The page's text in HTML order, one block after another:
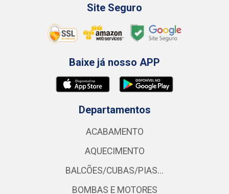
Site Seguro
Baixe já nosso APP
Departamentos
ACABAMENTO
AQUECIMENTO
BALCÕES/CUBAS/PIAS...
BOMBAS E MOTORES